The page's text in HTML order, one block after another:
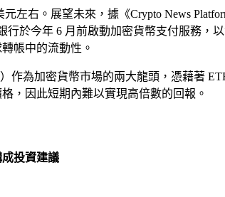
左右。展望未來，據《Crypto News
行於今年 6 月前啟動加密貨幣支付服務
帳中的流動性。
作為加密貨幣市場的兩大龍頭，憑藉著
，因此短期內難以實現高倍數的回報。
投資建議